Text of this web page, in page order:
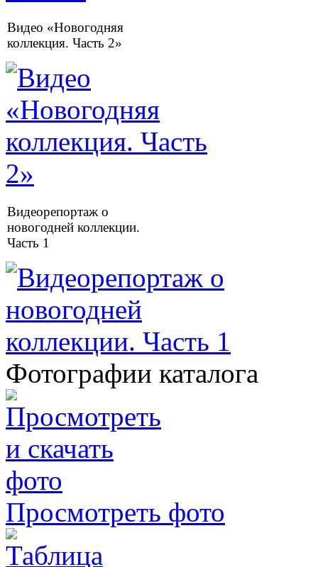
Видео «Новогодняя
коллекция. Часть 2»
Видеорепортаж о
новогодней коллекции.
Часть 1
Фотографии каталога
Просмотреть фото